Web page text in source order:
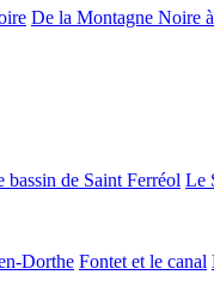
De la Montagne Noire
bassin de Saint Ferréol Le
Dorthe Fontet et le canal